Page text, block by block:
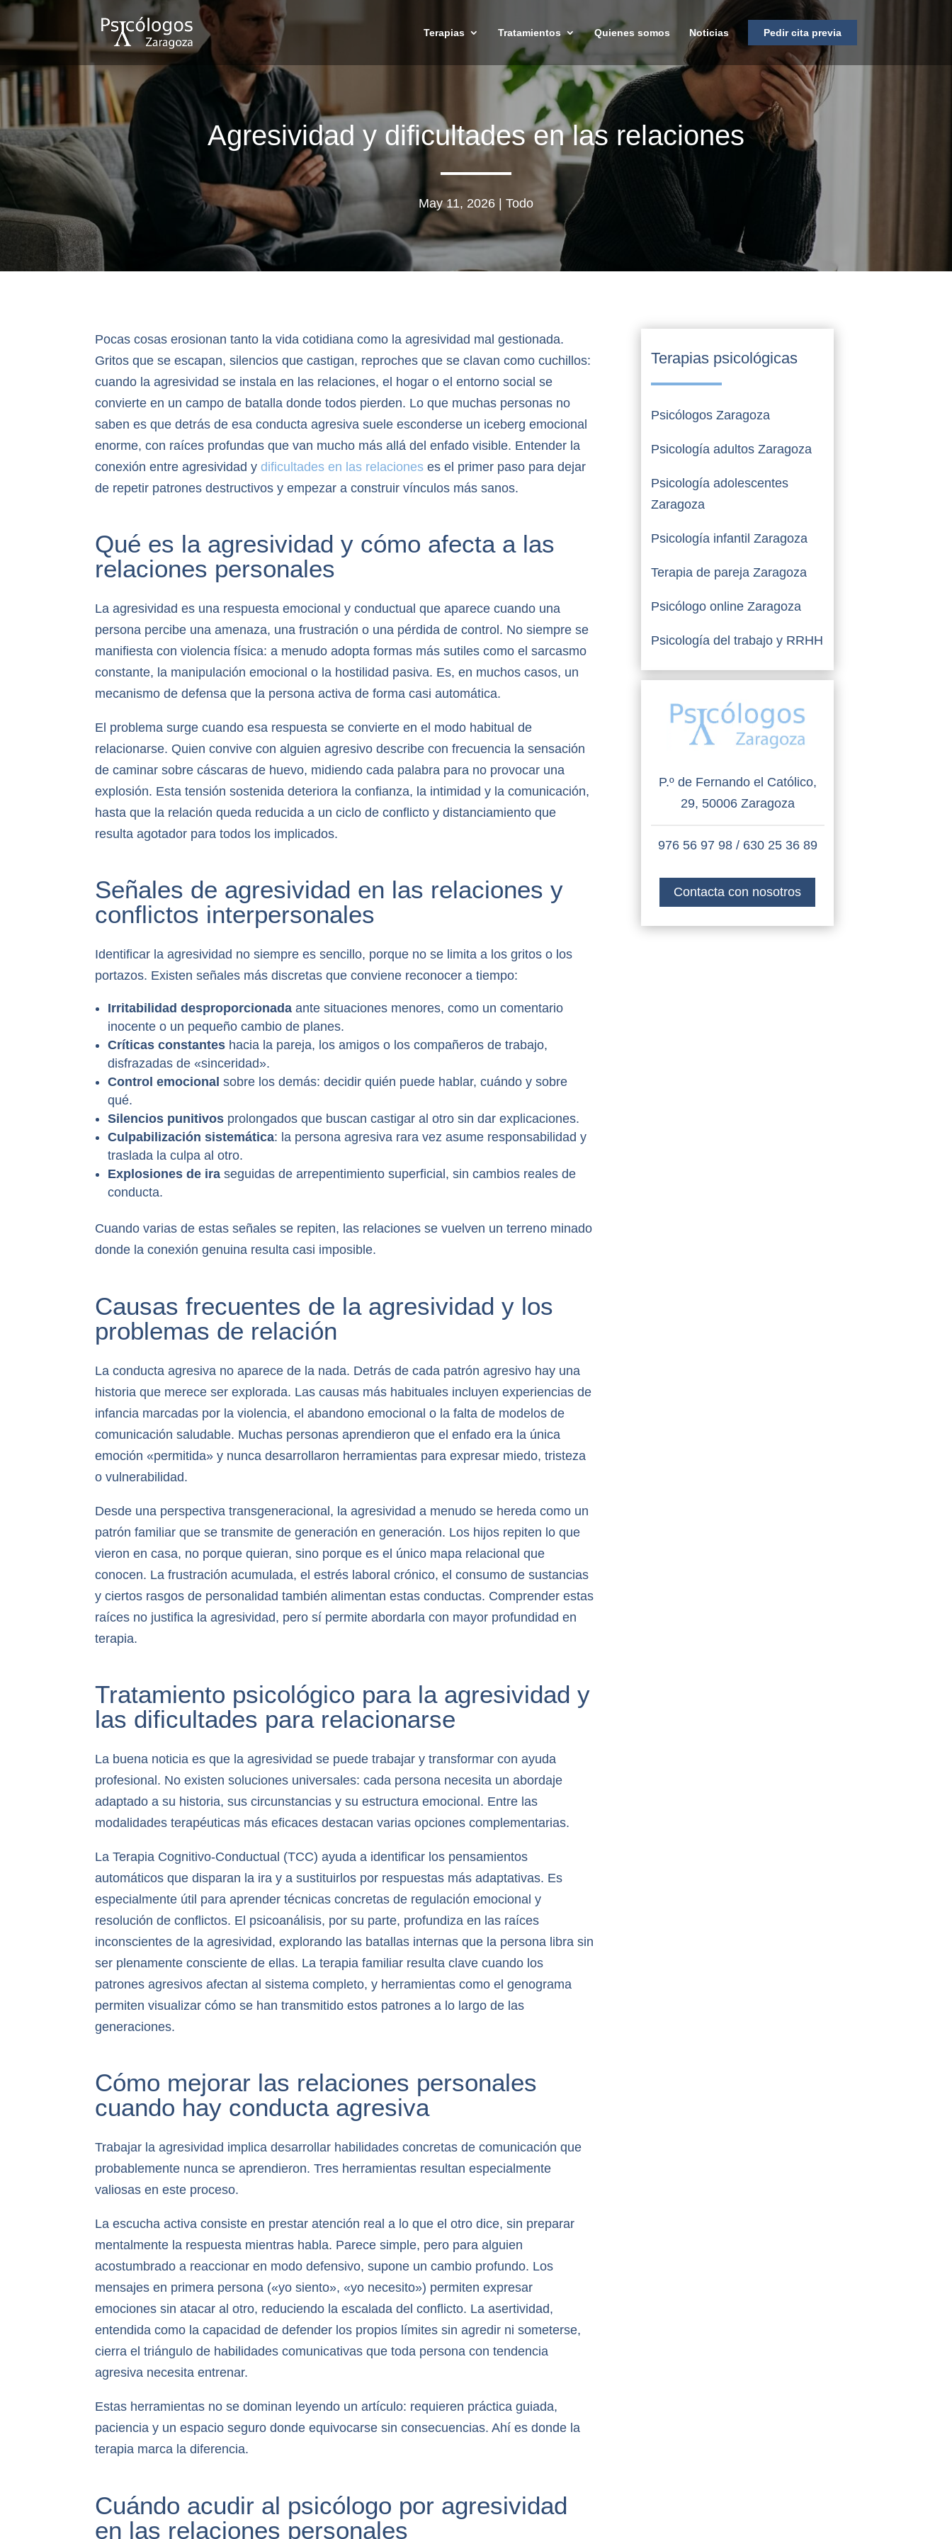
Terapias Tratamientos Quienes somos Noticias Pedir cita previa
Agresividad y dificultades en las relaciones
May 11, 2026 Todo
Pocas cosas erosionan tanto la vida cotidiana como la agresividad mal gestionada.
Gritos que se escapan, silencios que castigan, reproches que se clavan como cuchillos:
cuando la agresividad se instala en las relaciones, el hogar o el entorno social se
convierte en un campo de batalla donde todos pierden. Lo que muchas personas no
saben es que detrás de esa conducta agresiva suele esconderse un iceberg emocional
enorme, con raíces profundas que van mucho más allá del enfado visible. Entender la
conexión entre agresividad ydificultades en las relaciones es el primer paso para dejar
de repetir patrones destructivos y empezar a construir vínculos más sanos.
Qué es la agresividad y cómo afecta a las
relaciones personales
La agresividad es una respuesta emocional y conductual que aparece cuando una
persona percibe una amenaza, una frustración o una pérdida de control. No siempre se
manifiesta con violencia física: a menudo adopta formas más sutiles como el sarcasmo
constante, la manipulación emocional o la hostilidad pasiva. Es, en muchos casos, un
mecanismo de defensa que la persona activa de forma casi automática.
El problema surge cuando esa respuesta se convierte en el modo habitual de
relacionarse. Quien convive con alguien agresivo describe con frecuencia la sensación
de caminar sobre cáscaras de huevo, midiendo cada palabra para no provocar una
explosión. Esta tensión sostenida deteriora la confianza, la intimidad y la comunicación,
hasta que la relación queda reducida a un ciclo de conflicto y distanciamiento que
resulta agotador para todos los implicados.
Señales de agresividad en las relaciones y
conflictos interpersonales
Identificar la agresividad no siempre es sencillo, porque no se limita a los gritos o los
portazos. Existen señales más discretas que conviene reconocer a tiempo:
Irritabilidad desproporcionada ante situaciones menores, como un comentario
inocente o un pequeño cambio de planes.
Críticas constantes hacia la pareja, los amigos o los compañeros de trabajo,
disfrazadas de «sinceridad».
Control emocional sobre los demás: decidir quién puede hablar, cuándo y sobre
qué.
Silencios punitivos prolongados que buscan castigar al otro sin dar explicaciones.
Culpabilización sistemática: la persona agresiva rara vez asume responsabilidad y
traslada la culpa al otro.
Explosiones de ira seguidas de arrepentimiento superficial, sin cambios reales de
conducta.
Cuando varias de estas señales se repiten, las relaciones se vuelven un terreno minado
donde la conexión genuina resulta casi imposible.
Causas frecuentes de la agresividad y los
problemas de relación
La conducta agresiva no aparece de la nada. Detrás de cada patrón agresivo hay una
historia que merece ser explorada. Las causas más habituales incluyen experiencias de
infancia marcadas por la violencia, el abandono emocional o la falta de modelos de
comunicación saludable. Muchas personas aprendieron que el enfado era la única
emoción «permitida» y nunca desarrollaron herramientas para expresar miedo, tristeza
o vulnerabilidad.
Desde una perspectiva transgeneracional, la agresividad a menudo se hereda como un
patrón familiar que se transmite de generación en generación. Los hijos repiten lo que
vieron en casa, no porque quieran, sino porque es el único mapa relacional que
conocen. La frustración acumulada, el estrés laboral crónico, el consumo de sustancias
y ciertos rasgos de personalidad también alimentan estas conductas. Comprender estas
raíces no justifica la agresividad, pero sí permite abordarla con mayor profundidad en
terapia.
Tratamiento psicológico para la agresividad y
las dificultades para relacionarse
La buena noticia es que la agresividad se puede trabajar y transformar con ayuda
profesional. No existen soluciones universales: cada persona necesita un abordaje
adaptado a su historia, sus circunstancias y su estructura emocional. Entre las
modalidades terapéuticas más eficaces destacan varias opciones complementarias.
La Terapia Cognitivo-Conductual (TCC) ayuda a identificar los pensamientos
automáticos que disparan la ira y a sustituirlos por respuestas más adaptativas. Es
especialmente útil para aprender técnicas concretas de regulación emocional y
resolución de conflictos. El psicoanálisis, por su parte, profundiza en las raíces
inconscientes de la agresividad, explorando las batallas internas que la persona libra sin
ser plenamente consciente de ellas. La terapia familiar resulta clave cuando los
patrones agresivos afectan al sistema completo, y herramientas como el genograma
permiten visualizar cómo se han transmitido estos patrones a lo largo de las
generaciones.
Cómo mejorar las relaciones personales
cuando hay conducta agresiva
Trabajar la agresividad implica desarrollar habilidades concretas de comunicación que
probablemente nunca se aprendieron. Tres herramientas resultan especialmente
valiosas en este proceso.
La escucha activa consiste en prestar atención real a lo que el otro dice, sin preparar
mentalmente la respuesta mientras habla. Parece simple, pero para alguien
acostumbrado a reaccionar en modo defensivo, supone un cambio profundo. Los
mensajes en primera persona («yo siento», «yo necesito») permiten expresar
emociones sin atacar al otro, reduciendo la escalada del conflicto. La asertividad,
entendida como la capacidad de defender los propios límites sin agredir ni someterse,
cierra el triángulo de habilidades comunicativas que toda persona con tendencia
agresiva necesita entrenar.
Estas herramientas no se dominan leyendo un artículo: requieren práctica guiada,
paciencia y un espacio seguro donde equivocarse sin consecuencias. Ahí es donde la
terapia marca la diferencia.
Cuándo acudir al psicólogo por agresividad
en las relaciones personales
Terapias psicológicas
Psicólogos Zaragoza
Psicología adultos Zaragoza
Psicología adolescentes
Zaragoza
Psicología infantil Zaragoza
Terapia de pareja Zaragoza
Psicólogo online Zaragoza
Psicología del trabajo y RRHH
P.º de Fernando el Católico,
29, 50006 Zaragoza
976 56 97 98/ 630 25 36 89
Contacta con nosotros